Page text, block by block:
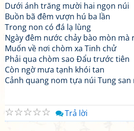
Dưới ánh trăng mười hai ngọn núi
Buồn bã đêm vượn hú ba lần
Trong non có đá lạ lùng
Ngày đêm nước chảy bào mòn mà
Muốn về nơi chòm xa Tinh chử
Phải qua chòm sao Đẩu trước tiên
Còn ngờ mưa tạnh khói tan
Cảnh quang nom tựa núi Tung san
☆
☆
☆
☆
☆ Trả lời